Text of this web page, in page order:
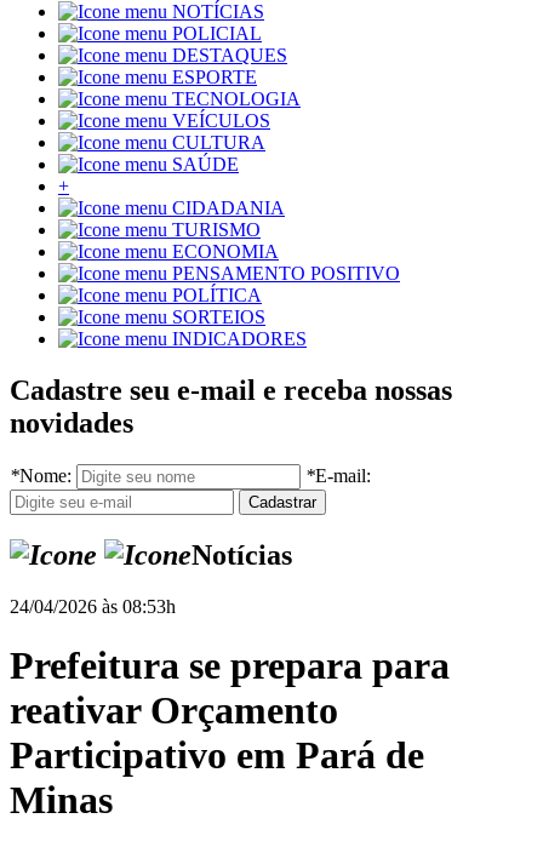
NOTÍCIAS
POLICIAL
DESTAQUES
ESPORTE
TECNOLOGIA
VEÍCULOS
CULTURA
SAÚDE
+
CIDADANIA
TURISMO
ECONOMIA
PENSAMENTO POSITIVO
POLÍTICA
SORTEIOS
INDICADORES
Cadastre seu e-mail e receba nossas
novidades
*Nome: *E-mail:
Notícias
24/04/2026 às 08:53h
Prefeitura se prepara para
reativar Orçamento
Participativo em Pará de
Minas